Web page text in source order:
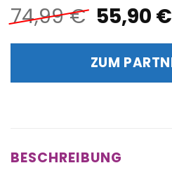
74,99€
Preis
war:
74,99 €
55,90 €
ZUM
BESCHREIBUNG